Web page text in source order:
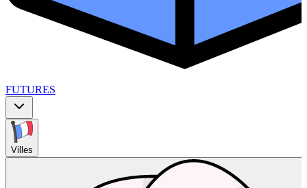
FUTURES
Villes